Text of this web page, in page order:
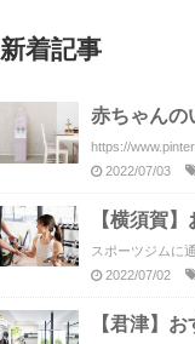
新着記事
赤ちゃんの
https://
2022/07/03
【横須賀
スポーツジムに
2022/07/02
【君津】